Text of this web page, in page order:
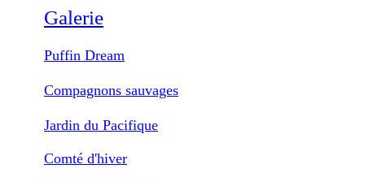
Galerie
Puffin Dream
Compagnons sauvages
Jardin du Pacifique
Comté d'hiver